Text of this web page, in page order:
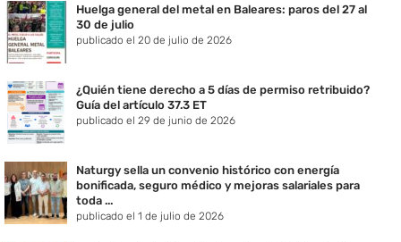
Huelga general del metal en Baleares: paros del 27 al
30 de julio
publicado el 20 de julio de 2026
¿Quién tiene derecho a 5 días de permiso retribuido?
Guía del artículo 37.3 ET
publicado el 29 de junio de 2026
Naturgy sella un convenio histórico con energía
bonificada, seguro médico y mejoras salariales para
toda ...
publicado el 1 de julio de 2026